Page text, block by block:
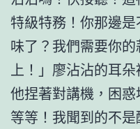
特級特務！你那邊
味了？我們需要你
上！」廖沾沾的耳
他捏著對講機，困
等等！我聞到的不